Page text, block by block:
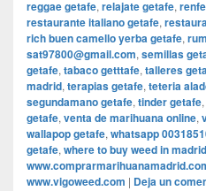
reggae getafe, relajate getafe,
restaurante italiano getafe,
rich buen camello yerba getafe,
sat97800@gmail.com, semillas
getafe, tabaco getttafe, talleres
madrid, terapias getafe, teteria
segundamano getafe, tinder getafe,
getafe, venta de marihuana online,
wallapop getafe, whatsapp
getafe, where to buy weed in madrid
www.vigoweed.com | Deja un